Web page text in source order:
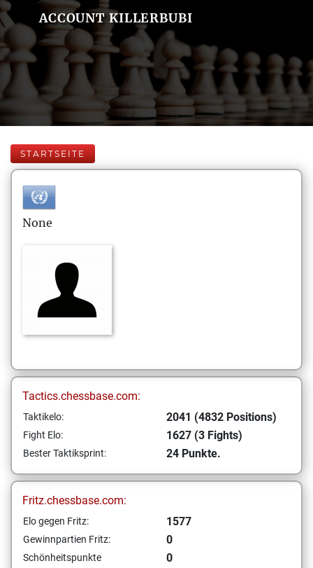
ACCOUNT KILLERBUBI
STARTSEITE
None
Tactics.chessbase.com:
Taktikelo: 2041 (4832 Positions)
Fight Elo: 1627 (3 Fights)
Bester Taktiksprint: 24 Punkte.
Fritz.chessbase.com:
Elo gegen Fritz: 1577
Gewinnpartien Fritz: 0
Schönheitspunkte
0